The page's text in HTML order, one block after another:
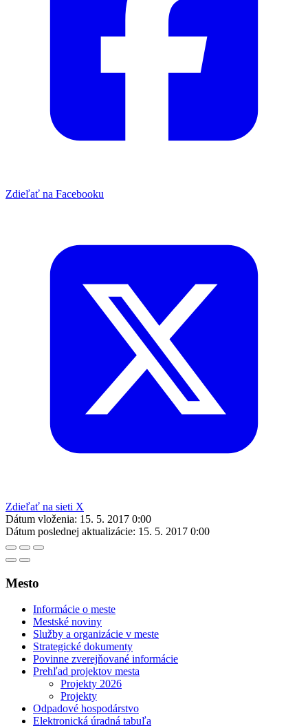
Zdieľať na Facebooku
Zdieľať na sieti X
Dátum vloženia: 15. 5. 2017 0:00
Dátum poslednej aktualizácie: 15. 5. 2017 0:00
Mesto
Informácie o meste
Mestské noviny
Služby a organizácie v meste
Strategické dokumenty
Povinne zverejňované informácie
Prehľad projektov mesta
Projekty 2026
Projekty
Odpadové hospodárstvo
Elektronická úradná tabuľa